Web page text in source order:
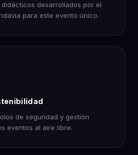
desarrollados por el
para este evento único.
de seguridad y gestión
eventos al aire libre.